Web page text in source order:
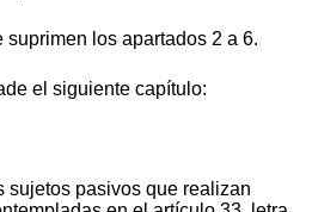
suprimen los apartados 2 a 6.
el siguiente capítulo:
sujetos pasivos que realizan